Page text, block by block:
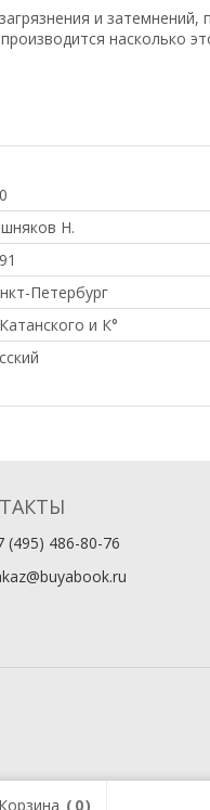
Корзина 0
и затемнений,
насколько
Н.
Петербург
и К°
(495) 486-80-76